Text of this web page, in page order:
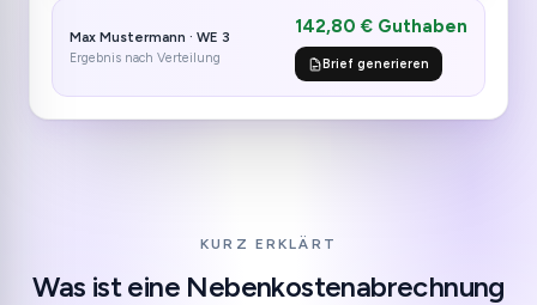
Max Mustermann · WE 3
Ergebnis nach Verteilung
142,80 € Guthaben
Brief generieren
KURZ ERKLÄRT
Was ist eine Nebenkostenabrechnung